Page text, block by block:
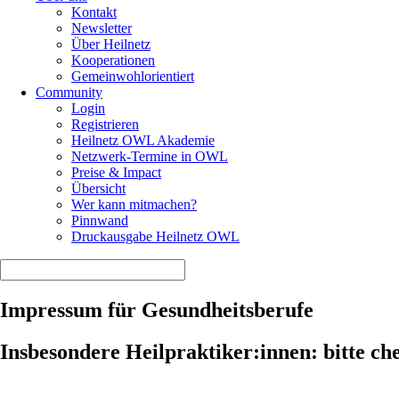
Kontakt
Newsletter
Über Heilnetz
Kooperationen
Gemeinwohlorientiert
Community
Login
Registrieren
Heilnetz OWL Akademie
Netzwerk-Termine in OWL
Preise & Impact
Übersicht
Wer kann mitmachen?
Pinnwand
Druckausgabe Heilnetz OWL
Impressum für Gesundheitsberufe
Insbesondere Heilpraktiker:innen: bitte